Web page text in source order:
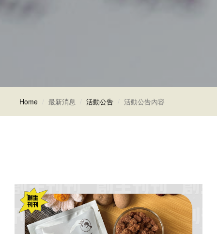
Home 最新消息 活動公告 活動公告內容